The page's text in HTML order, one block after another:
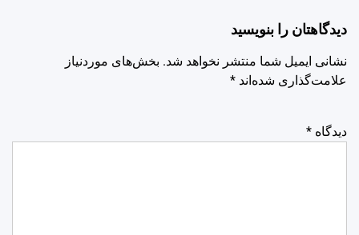
دیدگاهتان را بنویسید
نشانی ایمیل شما منتشر نخواهد شد. بخش‌های موردنیاز
علامت‌گذاری شده‌اند *
دیدگاه *